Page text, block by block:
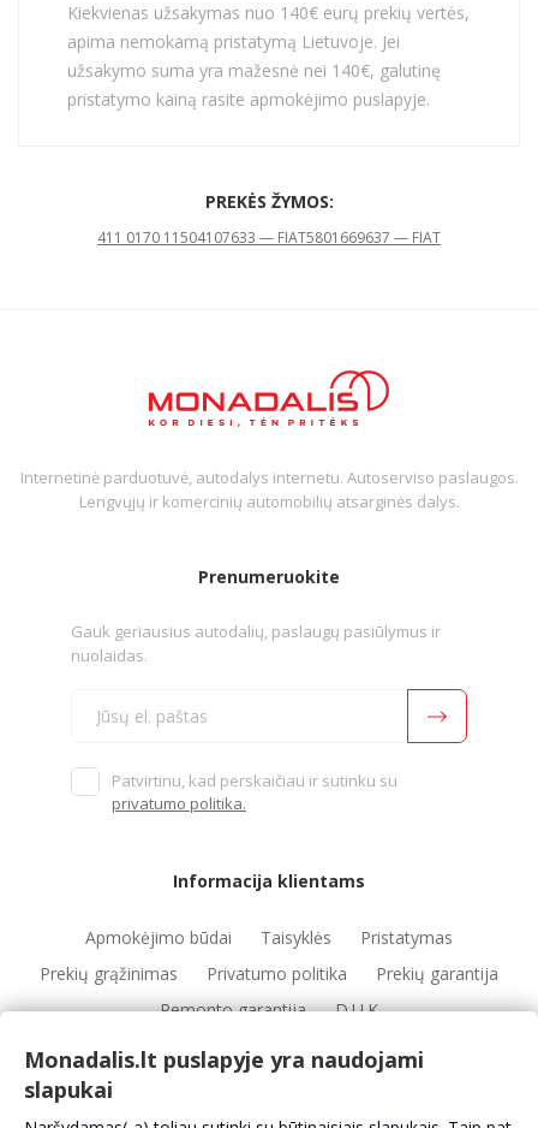
Kiekvienas užsakymas nuo 140€ eurų prekių vertės,
apima nemokamą pristatymą Lietuvoje. Jei
užsakymo suma yra mažesnė nei 140€, galutinę
pristatymo kainą rasite apmokėjimo puslapyje.
PREKĖS ŽYMOS:
411 0170 11504107633 — FIAT5801669637 — FIAT
Internetinė parduotuvė, autodalys internetu. Autoserviso paslaugos.
Lengvųjų ir komercinių automobilių atsarginės dalys.
Prenumeruokite
Gauk geriausius autodalių, paslaugų pasiūlymus ir
nuolaidas.
Patvirtinu, kad perskaičiau ir sutinku su
privatumo politika.
Informacija klientams
Apmokėjimo būdai Taisyklės
Pristatymas
Prekių grąžinimas
Privatumo politika
Prekių garantija
Remonto garantija
D.U.K
Monadalis.lt puslapyje yra naudojami
slapukai